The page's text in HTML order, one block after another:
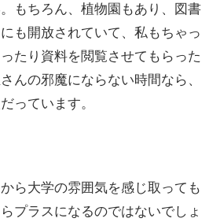
もちろん、植物園もあり、図書
も開放されていて、私もちゃっ
たり資料を閲覧させてもらった
んの邪魔にならない時間なら、
っています。
ら大学の雰囲気を感じ取っても
プラスになるのではないでしょ